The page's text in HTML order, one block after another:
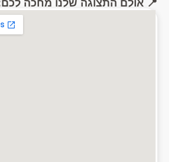
📍 אולם התצוגה שלנו מחכה